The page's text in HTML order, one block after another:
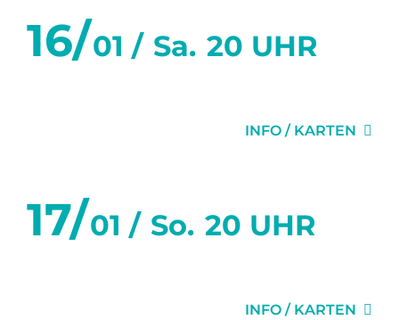
16/01 / Sa. 20 UHR
INFO / KARTEN
17/01 / So. 20 UHR
INFO / KARTEN